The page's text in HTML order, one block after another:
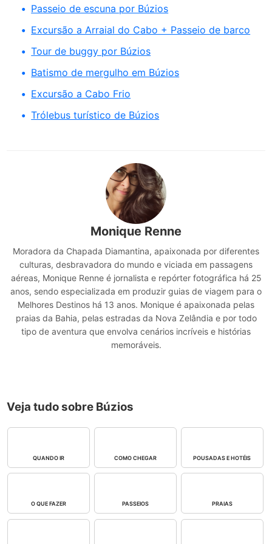
Passeio de escuna por Búzios
Excursão a Arraial do Cabo + Passeio de barco
Tour de buggy por Búzios
Batismo de mergulho em Búzios
Excursão a Cabo Frio
Trólebus turístico de Búzios
Monique Renne
Moradora da Chapada Diamantina, apaixonada por diferentes
culturas, desbravadora do mundo e viciada em passagens
aéreas, Monique Renne é jornalista e repórter fotográfica há 25
anos, sendo especializada em produzir guias de viagem para o
Melhores Destinos há 13 anos. Monique é apaixonada pelas
praias da Bahia, pelas estradas da Nova Zelândia e por todo
tipo de aventura que envolva cenários incríveis e histórias
memoráveis.
Veja tudo sobre Búzios
QUANDO IR COMO CHEGAR POUSADAS E HOTÉIS
O QUE FAZER PASSEIOS PRAIAS